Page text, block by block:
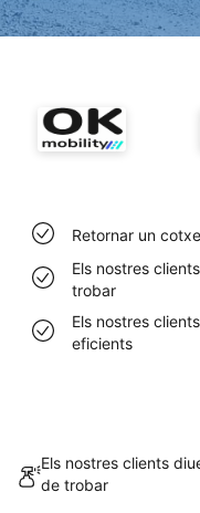
Retornar un
Els nostres
trobar
Els nostres
eficients
Els nostres clients
de trobar